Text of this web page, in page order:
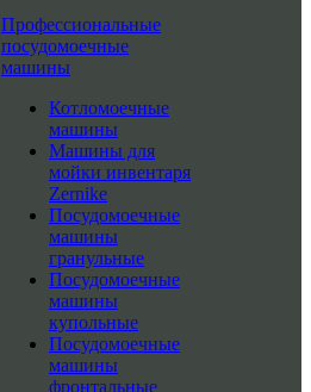
Профессиональные
посудомоечные
машины
Котломоечные
машины
Машины для
мойки инвентаря
Zernike
Посудомоечные
машины
гранульные
Посудомоечные
машины
купольные
Посудомоечные
машины
фронтальные